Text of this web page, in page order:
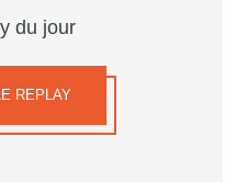
du jour
REPLAY